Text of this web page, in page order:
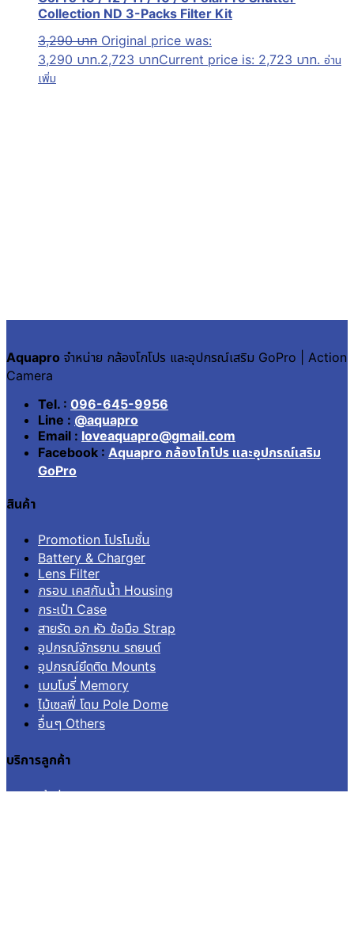
Collection ND 3-Packs Filter Kit
3,290บาท Original price was:
3,290 บาท.2,723 บาทCurrent price is: 2,723 บาท. อ่าน
เพิ่ม
Aquapro จำหน่าย กล้องโกโปร และอุปกรณ์เสริม GoPro | Action
Camera
Tel. : 096-645-9956
Line : @aquapro
Email : loveaquapro@gmail.com
Facebook : Aquapro กล้องโกโปร และอุปกรณ์เสริม
GoPro
สินค้า
Promotion โปรโมชั่น
Battery & Charger
Lens Filter
กรอบ เคสกันน้ำ Housing
กระเป๋า Case
สายรัด อก หัว ข้อมือ Strap
อุปกรณ์จักรยาน รถยนต์
อุปกรณ์ยึดติด Mounts
เมมโมรี่ Memory
ไม้เซลฟี่ โดม Pole Dome
อื่นๆ Others
บริการลูกค้า
เข้าสู่ระบบ